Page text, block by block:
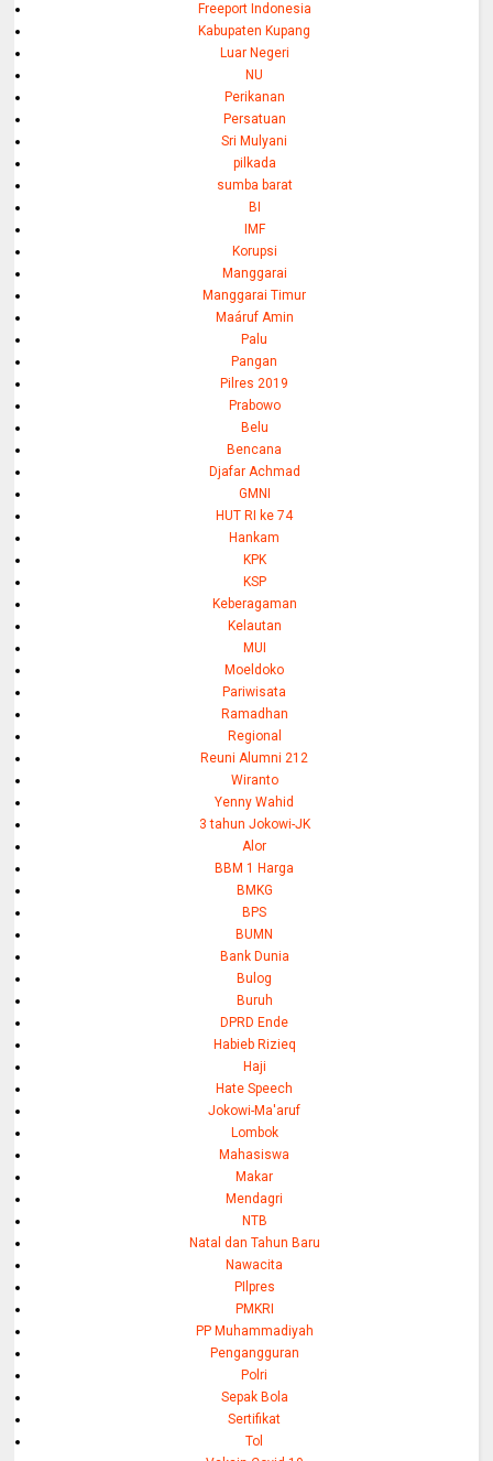
Freeport Indonesia
Kabupaten Kupang
Luar Negeri
NU
Perikanan
Persatuan
Sri Mulyani
pilkada
sumba barat
BI
IMF
Korupsi
Manggarai
Manggarai Timur
Maáruf Amin
Palu
Pangan
Pilres 2019
Prabowo
Belu
Bencana
Djafar Achmad
GMNI
HUT RI ke 74
Hankam
KPK
KSP
Keberagaman
Kelautan
MUI
Moeldoko
Pariwisata
Ramadhan
Regional
Reuni Alumni 212
Wiranto
Yenny Wahid
3 tahun Jokowi-JK
Alor
BBM 1 Harga
BMKG
BPS
BUMN
Bank Dunia
Bulog
Buruh
DPRD Ende
Habieb Rizieq
Haji
Hate Speech
Jokowi-Ma'aruf
Lombok
Mahasiswa
Makar
Mendagri
NTB
Natal dan Tahun Baru
Nawacita
PIlpres
PMKRI
PP Muhammadiyah
Pengangguran
Polri
Sepak Bola
Sertifikat
Tol